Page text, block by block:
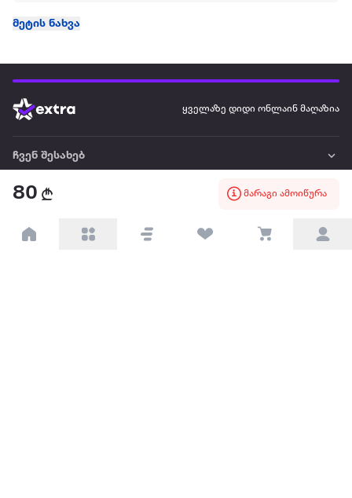
80 მარაგი ამოიწურა
მეტის ნახვა
ყველაზე დიდი ონლაინ მაღაზია
ჩვენ შესახებ
წესები და პირობები
პარტნიორებისთვის